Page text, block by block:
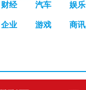
财经 汽车 娱乐
企业 游戏 商讯